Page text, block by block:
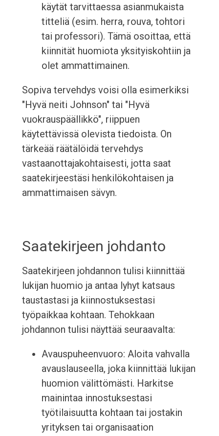
käytät tarvittaessa asianmukaista
titteliä (esim. herra, rouva, tohtori
tai professori). Tämä osoittaa, että
kiinnität huomiota yksityiskohtiin ja
olet ammattimainen.
Sopiva tervehdys voisi olla esimerkiksi
"Hyvä neiti Johnson" tai "Hyvä
vuokrauspäällikkö", riippuen
käytettävissä olevista tiedoista. On
tärkeää räätälöidä tervehdys
vastaanottajakohtaisesti, jotta saat
saatekirjeestäsi henkilökohtaisen ja
ammattimaisen sävyn.
Saatekirjeen johdanto
Saatekirjeen johdannon tulisi kiinnittää
lukijan huomio ja antaa lyhyt katsaus
taustastasi ja kiinnostuksestasi
työpaikkaa kohtaan. Tehokkaan
johdannon tulisi näyttää seuraavalta:
Avauspuheenvuoro: Aloita vahvalla
avauslauseella, joka kiinnittää lukijan
huomion välittömästi. Harkitse
mainintaa innostuksestasi
työtilaisuutta kohtaan tai jostakin
yrityksen tai organisaation